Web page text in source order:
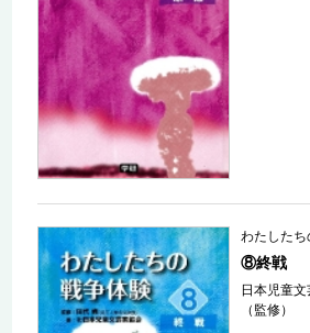
わたした
⑧終戦
日本児童文
（監修）